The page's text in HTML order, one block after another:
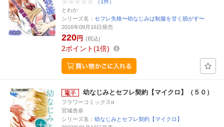
（1件）
とわか
シリーズ名： セフレ失格〜幼なじみは制服を甘く脱がす〜
2016年09月16日発売
220円 (税込)
2ポイント 1倍
幼なじみとセフレ契約【マイクロ】（５０）
フラワーコミックスα
宮城杏奈
シリーズ名： 幼なじみとセフレ契約【マイクロ】